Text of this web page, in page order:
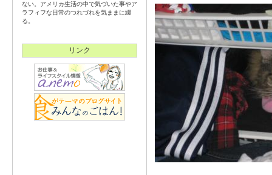
ない。アメリカ生活の中で気づいた事やア
ラフィフな日常のつれづれを気ままに綴
る。
リンク